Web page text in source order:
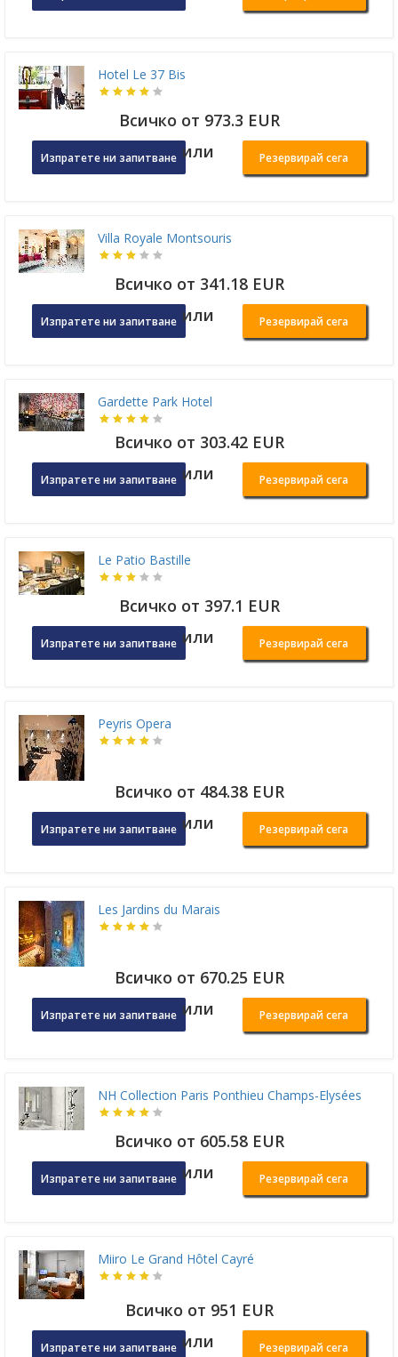
Hotel Le 37 Bis
Всичко от 973.3 EUR
Изпратете ни запитване или Резервирай сега
Villa Royale Montsouris
Всичко от 341.18 EUR
Изпратете ни запитване или Резервирай сега
Gardette Park Hotel
Всичко от 303.42 EUR
Изпратете ни запитване или Резервирай сега
Le Patio Bastille
Всичко от 397.1 EUR
Изпратете ни запитване или Резервирай сега
Peyris Opera
Всичко от 484.38 EUR
Изпратете ни запитване или Резервирай сега
Les Jardins du Marais
Всичко от 670.25 EUR
Изпратете ни запитване или Резервирай сега
NH Collection Paris Ponthieu Champs-Elysées
Всичко от 605.58 EUR
Изпратете ни запитване или Резервирай сега
Miiro Le Grand Hôtel Cayré
Всичко от 951 EUR
Изпратете ни запитване или Резервирай сега